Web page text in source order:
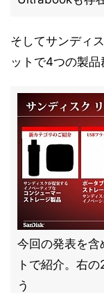
そしてサンディ
ットで4つの製品
今回の発表を含
トで紹介。右
う